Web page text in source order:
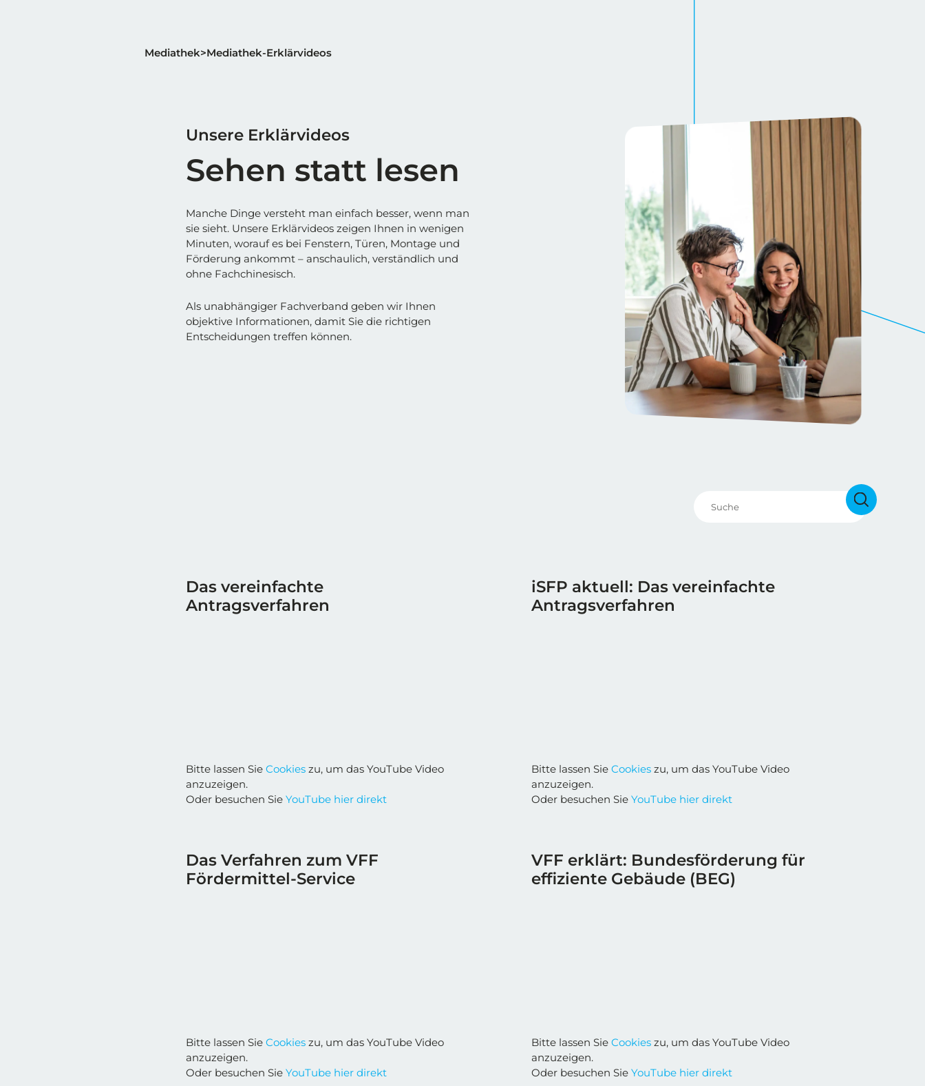
Mediathek Mediathek-Erklärvideos
Unsere Erklärvideos
Sehen statt lesen
Manche Dinge versteht man einfach besser, wenn man
sie sieht. Unsere Erklärvideos zeigen Ihnen in wenigen
Minuten, worauf es bei Fenstern, Türen, Montage und
Förderung ankommt – anschaulich, verständlich und
ohne Fachchinesisch.
Als unabhängiger Fachverband geben wir Ihnen
objektive Informationen, damit Sie die richtigen
Entscheidungen treffen können.
Das vereinfachte
Antragsverfahren
Bitte lassen Sie Cookies zu, um das YouTube Video
anzuzeigen.
Oder besuchen Sie YouTube hier direkt
iSFP aktuell: Das vereinfachte
Antragsverfahren
Bitte lassen Sie Cookies zu, um das YouTube Video
anzuzeigen.
Oder besuchen Sie YouTube hier direkt
Das Verfahren zum VFF
Fördermittel-Service
Bitte lassen Sie Cookies zu, um das YouTube Video
anzuzeigen.
Oder besuchen Sie YouTube hier direkt
VFF erklärt: Bundesförderung für
effiziente Gebäude (BEG)
Bitte lassen Sie Cookies zu, um das YouTube Video
anzuzeigen.
Oder besuchen Sie YouTube hier direkt